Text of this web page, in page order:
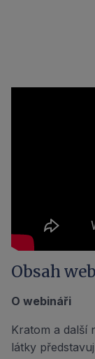
Obsah
O webináři
Kratom a další
látky